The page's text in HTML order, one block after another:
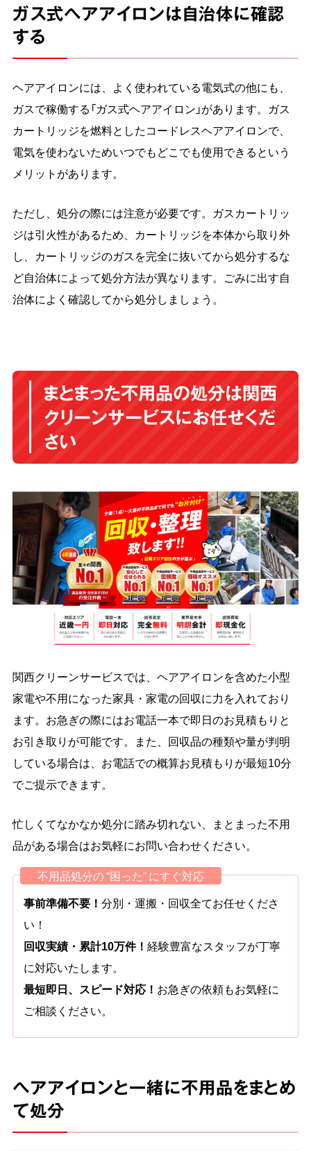
ガス式ヘアアイロンは自治体に確認
する
ヘアアイロンには、よく使われている電気式の他にも、
ガスで稼働する「ガス式ヘアアイロン」があります。ガス
カートリッジを燃料としたコードレスヘアアイロンで、
電気を使わないためいつでもどこでも使用できるという
メリットがあります。
ただし、処分の際には注意が必要です。ガスカートリッ
ジは引火性があるため、カートリッジを本体から取り外
し、カートリッジのガスを完全に抜いてから処分するな
ど自治体によって処分方法が異なります。ごみに出す自
治体によく確認してから処分しましょう。
まとまった不用品の処分は関西
クリーンサービスにお任せくだ
さい
関西クリーンサービスでは、ヘアアイロンを含めた小型
家電や不用になった家具・家電の回収に力を入れており
ます。お急ぎの際にはお電話一本で即日のお見積もりと
お引き取りが可能です。また、回収品の種類や量が判明
している場合は、お電話での概算お見積もりが最短10分
でご提示できます。
忙しくてなかなか処分に踏み切れない、まとまった不用
品がある場合はお気軽にお問い合わせください。
不用品処分の “困った” にすぐ対応
事前準備不要！分別・運搬・回収全てお任せくださ
い！
回収実績・累計10万件！経験豊富なスタッフが丁寧
に対応いたします。
最短即日、スピード対応！ お急ぎの依頼もお気軽に
ご相談ください。
ヘアアイロンと一緒に不用品をまとめ
て処分